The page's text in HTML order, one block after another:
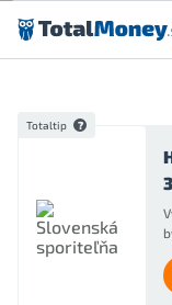
Preskočiť na obsah
Totaltip